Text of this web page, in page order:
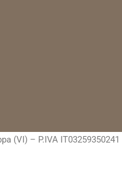
(VI) – P.IVA